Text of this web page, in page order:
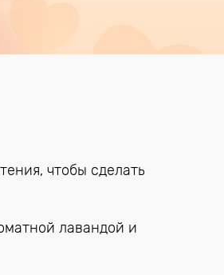
чтобы сделать
лавандой и